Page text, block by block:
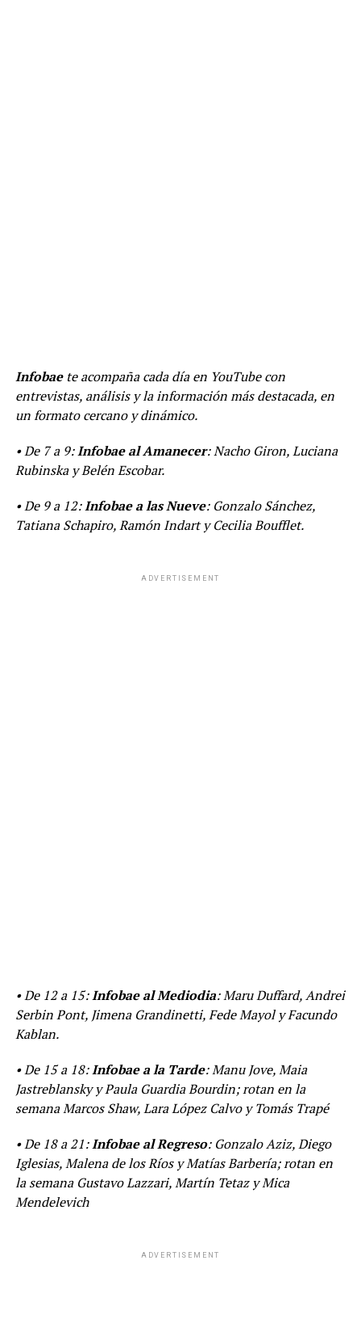
Infobae te acompaña cada día en YouTube con
entrevistas, análisis y la información más destacada, en
un formato cercano y dinámico.
• De 7 a 9:Infobae al Amanecer: Nacho Giron, Luciana
Rubinska y Belén Escobar.
• De 9 a 12:Infobae a las Nueve: Gonzalo Sánchez,
Tatiana Schapiro, Ramón Indart y Cecilia Boufflet.
ADVERTISEMENT
• De 12 a 15:Infobae al Mediodia: Maru Duffard, Andrei
Serbin Pont, Jimena Grandinetti, Fede Mayol y Facundo
Kablan.
• De 15 a 18:Infobae a la Tarde: Manu Jove, Maia
Jastreblansky y Paula Guardia Bourdin; rotan en la
semana Marcos Shaw, Lara López Calvo y Tomás Trapé
• De 18 a 21:Infobae al Regreso: Gonzalo Aziz, Diego
Iglesias, Malena de los Ríos y Matías Barbería; rotan en
la semana Gustavo Lazzari, Martín Tetaz y Mica
Mendelevich
ADVERTISEMENT